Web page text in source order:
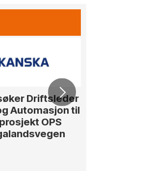
Driftsleder
Automasjon til
OPS